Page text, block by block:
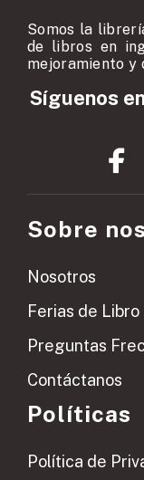
Somos la
de libros en
mejoramiento y
Síguenos
Sobre
Nosotros
Ferias de
Preguntas
Contáctanos
Políticas
Política de